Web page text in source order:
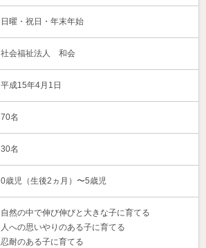
日曜・祝日・年末年始
社会福祉法人 和会
平成15年4月1日
70名
30名
0歳児（生後2ヵ月）〜5歳児
自然の中で伸び伸びと大きな子に育てる
人への思いやりのある子に育てる
忍耐のある子に育てる